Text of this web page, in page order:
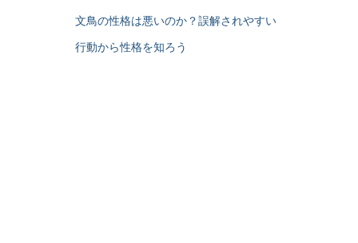
文鳥の性格は悪いのか？誤解されやすい
行動から性格を知ろう